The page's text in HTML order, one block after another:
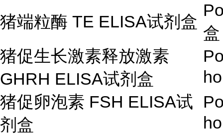
猪端粒酶 TE ELISA试剂盒
盒
猪促生长激素释放激素
GHRH ELISA试剂盒
猪促卵泡素 FSH ELISA试
剂盒